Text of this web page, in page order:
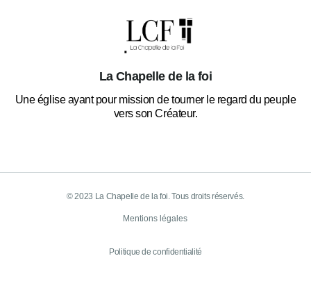
La Chapelle de la foi
Une église ayant pour mission de tourner le regard du peuple
vers son Créateur.
© 2023 La Chapelle de la foi. Tous droits réservés.
Mentions légales
Politique de confidentialité